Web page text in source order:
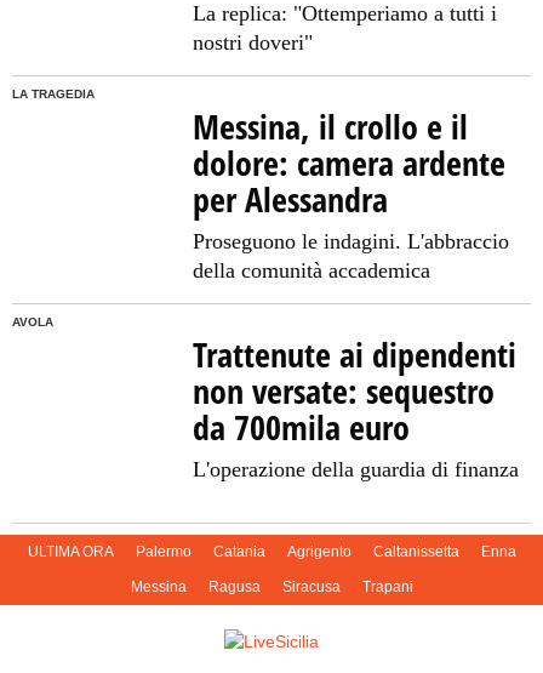
La replica: "Ottemperiamo a tutti i
nostri doveri"
LA TRAGEDIA
Messina, il crollo e il
dolore: camera ardente
per Alessandra
Proseguono le indagini. L'abbraccio
della comunità accademica
AVOLA
Trattenute ai dipendenti
non versate: sequestro
da 700mila euro
L'operazione della guardia di finanza
ULTIMA ORA Palermo Catania Agrigento Caltanissetta Enna
Messina Ragusa Siracusa Trapani